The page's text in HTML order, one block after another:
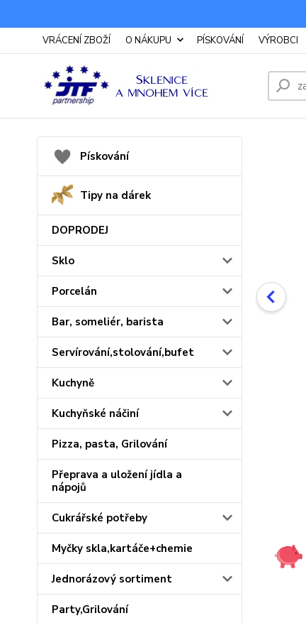
VRÁCENÍ ZBOŽÍ O NÁKUPU PÍSKOVÁNÍ VÝROBCI
Pískování
Tipy na dárek
DOPRODEJ
Sklo
Porcelán
Bar, someliér, barista
Servírování,stolování,bufet
Kuchyně
Kuchyňské náčiní
Pizza, pasta, Grilování
Přeprava a uložení jídla a
nápojů
Cukrářské potřeby
Myčky skla,kartáče+chemie
Jednorázový sortiment
Party,Grilování